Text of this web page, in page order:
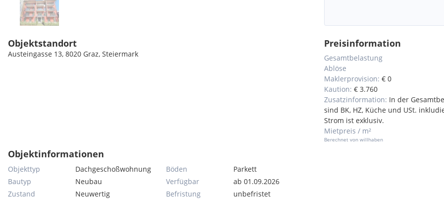
Objektstandort
Austeingasse 13, 8020 Graz, Steiermark
Objektinformationen
Objekttyp
Dachgeschoßwohnung
Bautyp
Neubau
Zustand
Neuwertig
Böden
Parkett
Verfügbar
ab 01.09.2026
Befristung
unbefristet
Preisinformation
Gesamtbelastung
Ablöse
Maklerprovision: € 0
Kaution: € 3.760
Zusatzinformation: In der
sind BK, HZ, Küche und USt.
Strom ist exklusiv.
Mietpreis / m²
Berechnet von willhaben